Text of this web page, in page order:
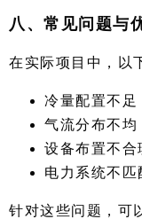
八、常见问题与
在实际项目中，以
冷量配置不足
气流分布不均
设备布置不合
电力系统不匹
针对这些问题，可